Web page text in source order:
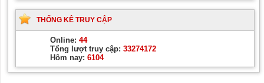
THỐNG KÊ TRUY CẬP
Online: 44
Tổng lượt truy cập: 33274172
Hôm nay: 6104